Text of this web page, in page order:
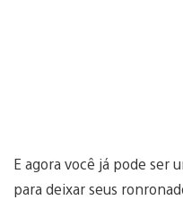
E agora você já pode ser
para deixar seus